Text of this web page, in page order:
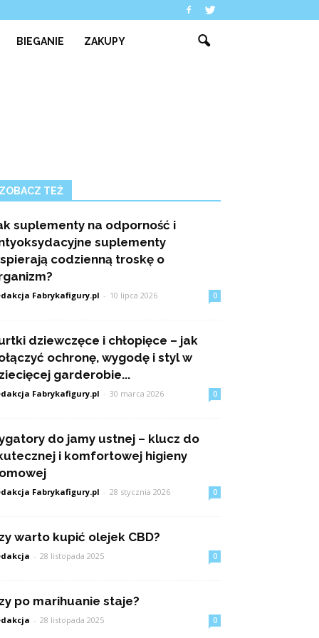
BIEGANIE ZAKUPY
ZOBACZ TEŻ
suplementy na odporność i
suplementy
codzienną troskę o
Fabrykafigury.pl - 10 lipca 2026 0
dziewczęce i chłopięce – jak
ochronę, wygodę i styl w
garderobie...
Fabrykafigury.pl - 30 marca 2026 0
do jamy ustnej – klucz do
i komfortowej higieny
Fabrykafigury.pl - 28 stycznia 2026 0
warto kupić olejek CBD?
- 28 listopada 2025 0
po marihuanie staje?
- 28 listopada 2025 0